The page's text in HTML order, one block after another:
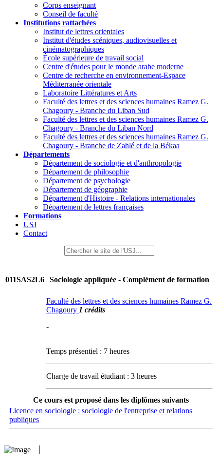
Corps enseignant
Conseil de faculté
Institutions rattachées
Institut de lettres orientales
Institut d'études scéniques, audiovisuelles et
cinématographiques
École supérieure de travail social
Centre d'études pour le monde arabe moderne
Centre de recherche en environnement-Espace
Méditerranée orientale
Laboratoire Littératures et Arts
Faculté des lettres et des sciences humaines Ramez G.
Chagoury - Branche du Liban Sud
Faculté des lettres et des sciences humaines Ramez G.
Chagoury - Branche du Liban Nord
Faculté des lettres et des sciences humaines Ramez G.
Chagoury - Branche de Zahlé et de la Békaa
Départements
Département de sociologie et d'anthropologie
Département de philosophie
Département de psychologie
Département de géographie
Département d'Histoire - Relations internationales
Département de lettres françaises
Formations
USJ
Contact
011SAS2L6 Sociologie appliquée - Complément de formation
Faculté des lettres et des sciences humaines Ramez G.
Chagoury 1 crédits
-
Temps présentiel : 7 heures
Charge de travail étudiant : 3 heures
Ce cours est proposé dans les diplômes suivants
Licence en sociologie : sociologie de l'entreprise et relations
publiques